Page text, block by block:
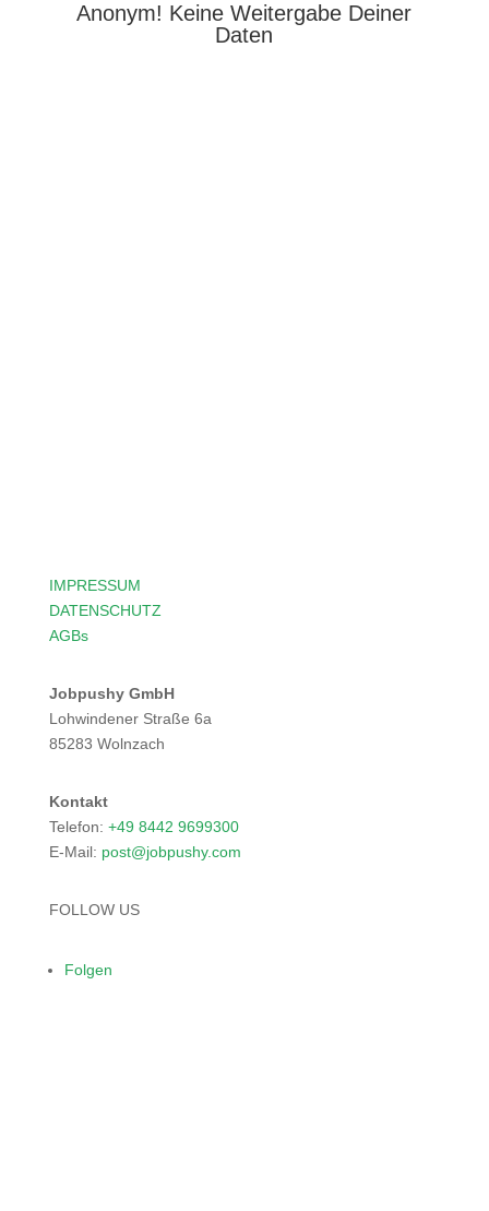
Anonym! Keine Weitergabe Deiner
Daten
IMPRESSUM
DATENSCHUTZ
AGBs
Jobpushy GmbH
Lohwindener Straße 6a
85283 Wolnzach
Kontakt
Telefon: +49 8442 9699300
E-Mail: post@jobpushy.com
FOLLOW US
Folgen